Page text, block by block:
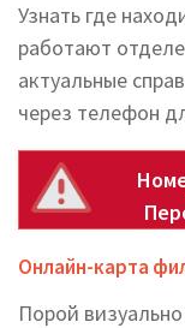
Узнать где
работают
актуальные
через телефон
Онлайн-карта
Порой